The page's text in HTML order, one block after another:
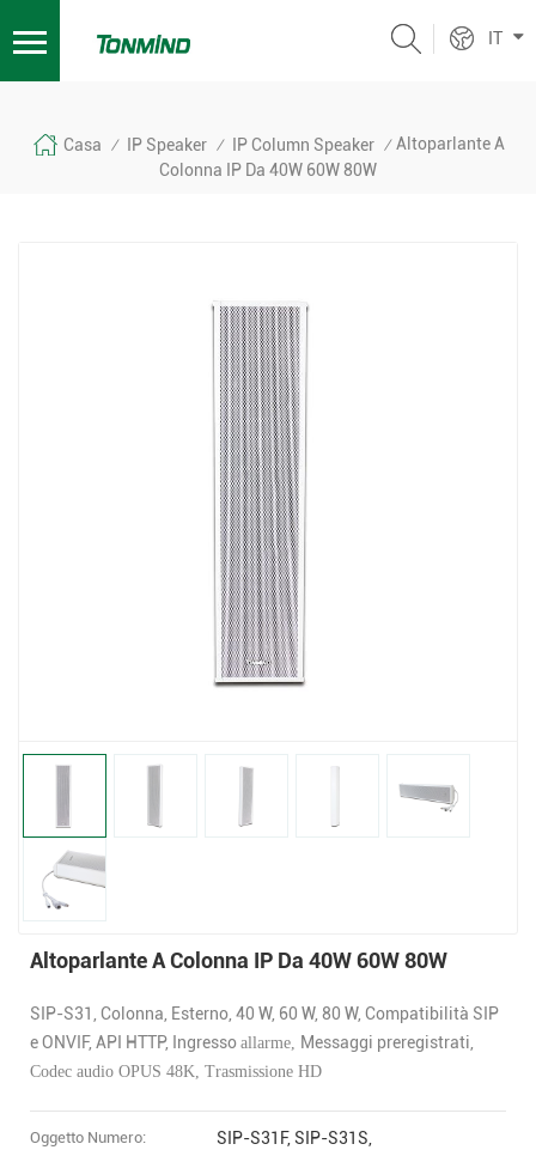
IT
Casa / IP Speaker / IP Column Speaker / Altoparlante A
Colonna IP Da 40W 60W 80W
Altoparlante A Colonna IP Da 40W 60W 80W
SIP-S31, Colonna, Esterno, 40 W, 60 W, 80 W, Compatibilità SIP
e ONVIF, API HTTP, Ingresso allarme, Messaggi preregistrati,
Codec audio OPUS 48K, Trasmissione HD
Oggetto Numero: SIP-S31F, SIP-S31S,